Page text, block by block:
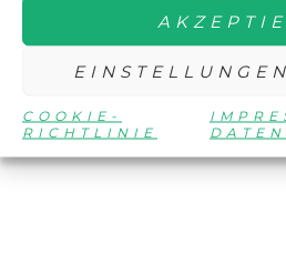
COOKIE-
RICHTLINIE